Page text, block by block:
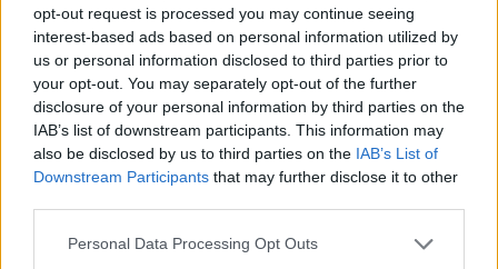
opt-out request is processed you may continue seeing
interest-based ads based on personal information utilized by
us or personal information disclosed to third parties prior to
your opt-out. You may separately opt-out of the further
disclosure of your personal information by third parties on the
IAB’s list of downstream participants. This information may
also be disclosed by us to third parties on the IAB’s List of
Downstream Participants that may further disclose it to other
Personal Data Processing Opt Outs